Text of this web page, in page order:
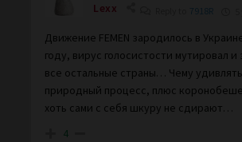
Lexx 7918R
Движение FEMEN зародилось в
году, вирус голосистости мутировал и
все остальные страны… Чему
природный процесс, плюс
хоть сами с себя шкуру не сдирают…
4